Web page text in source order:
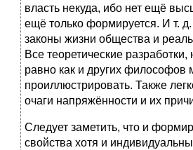
власть некуда, ибо нет ещё
ещё только формируется. И т.
законы жизни общества и
Все теоретические
равно как и других философов
проиллюстрировать. Также
очаги напряжённости и их
Следует заметить, что и
свойства хотя и